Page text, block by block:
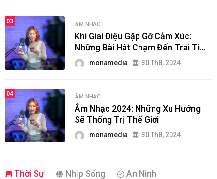
03 ÂM NHẠC
Khi Giai Điệu Gặp Gỡ Cảm Xúc:
Những Bài Hát Chạm Đến Trái Tim
Người Nghe
monamedia 30 Th8, 2024
04 ÂM NHẠC
Âm Nhạc 2024: Những Xu Hướng
Sẽ Thống Trị Thế Giới
monamedia 30 Th8, 2024
Thời Sự Nhịp Sống An Ninh